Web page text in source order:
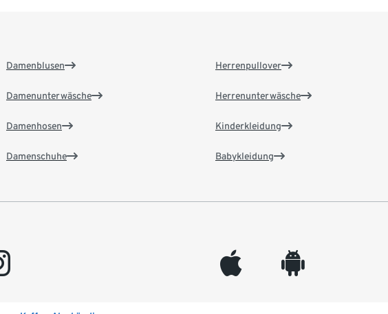
Damenblusen
Damenunterwäsche
Damenhosen
Damenschuhe
Herrenpullover
Herrenunterwäsche
Kinderkleidung
Babykleidung
appleinc android